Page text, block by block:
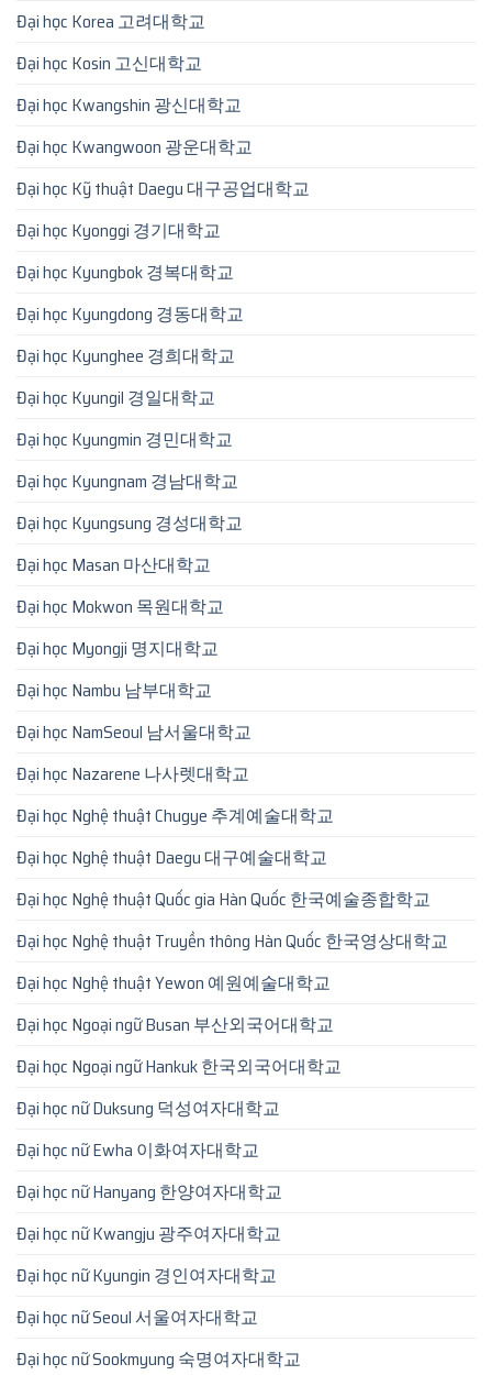
Đại học Korea 고려대학교
Đại học Kosin 고신대학교
Đại học Kwangshin 광신대학교
Đại học Kwangwoon 광운대학교
Đại học Kỹ thuật Daegu 대구공업대학교
Đại học Kyonggi 경기대학교
Đại học Kyungbok 경복대학교
Đại học Kyungdong 경동대학교
Đại học Kyunghee 경희대학교
Đại học Kyungil 경일대학교
Đại học Kyungmin 경민대학교
Đại học Kyungnam 경남대학교
Đại học Kyungsung 경성대학교
Đại học Masan 마산대학교
Đại học Mokwon 목원대학교
Đại học Myongji 명지대학교
Đại học Nambu 남부대학교
Đại học NamSeoul 남서울대학교
Đại học Nazarene 나사렛대학교
Đại học Nghệ thuật Chugye 추계예술대학교
Đại học Nghệ thuật Daegu 대구예술대학교
Đại học Nghệ thuật Quốc gia Hàn Quốc 한국예술종합학교
Đại học Nghệ thuật Truyền thông Hàn Quốc 한국영상대학교
Đại học Nghệ thuật Yewon 예원예술대학교
Đại học Ngoại ngữ Busan 부산외국어대학교
Đại học Ngoại ngữ Hankuk 한국외국어대학교
Đại học nữ Duksung 덕성여자대학교
Đại học nữ Ewha 이화여자대학교
Đại học nữ Hanyang 한양여자대학교
Đại học nữ Kwangju 광주여자대학교
Đại học nữ Kyungin 경인여자대학교
Đại học nữ Seoul 서울여자대학교
Đại học nữ Sookmyung 숙명여자대학교